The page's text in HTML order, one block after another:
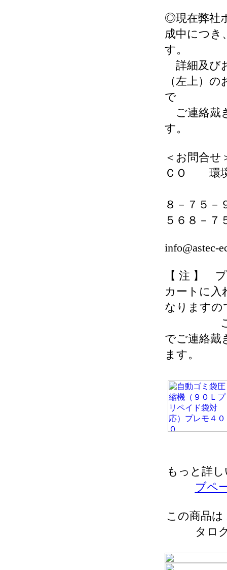
◎現在弊社
成中につき
す。
詳細及び
（左上）
で
ご連絡戴
す。
＜お問合
ＣＯ 環
８－７５
５６８－７
info@astec-
【 注 】
カートに入
なりますの
ご注文
でご連絡戴
ます。
もっと詳
ブペ
この商品は
タロ